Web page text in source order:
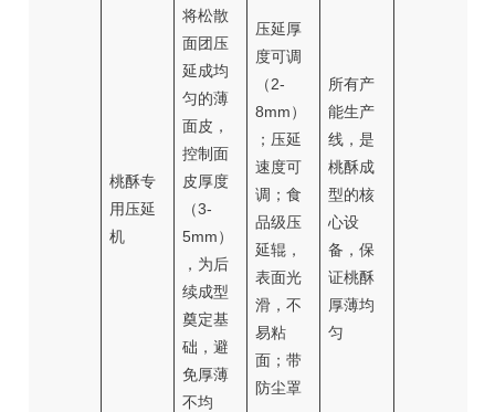
桃酥专
用压延
机
将松散
面团压
延成均
匀的薄
面皮，
控制面
皮厚度
（3-
5mm）
，为后
续成型
奠定基
础，避
免厚薄
不均
压延厚
度可调
（2-
8mm）
；压延
速度可
调；食
品级压
延辊，
表面光
滑，不
易粘
面；带
防尘罩
所有产
能生产
线，是
桃酥成
型的核
心设
备，保
证桃酥
厚薄均
匀